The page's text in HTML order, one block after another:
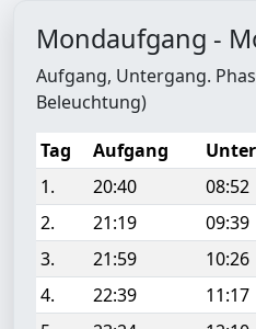
Mondaufgang -
Aufgang, Untergang.
Beleuchtung)
Tag
Aufgang
1.
20:40 08:52
2.
21:19 09:39
3.
21:59 10:26
4.
22:39 11:17